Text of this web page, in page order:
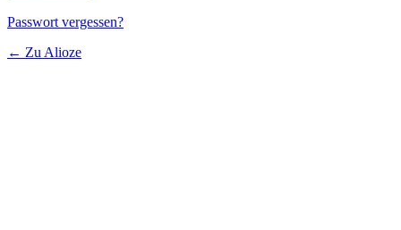
Passwort vergessen?
← Zu Alioze